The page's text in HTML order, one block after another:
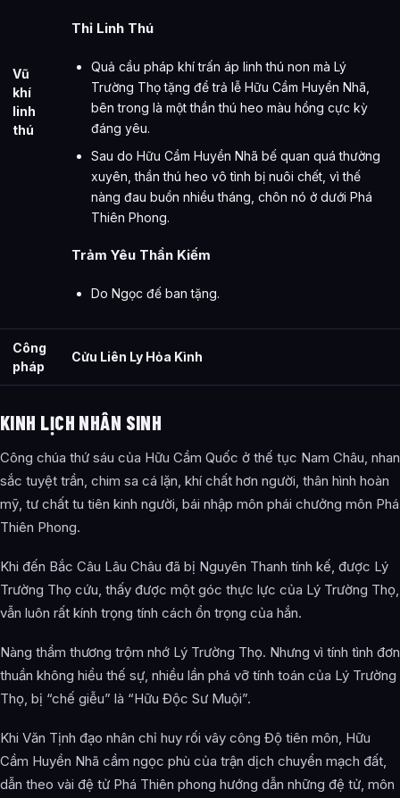
Vũ
khí
linh
thú
Thỉ Linh Thú
Quả cầu pháp khí trấn áp linh thú non mà Lý
Trường Thọ tặng để trả lễ Hữu Cầm Huyền Nhã,
bên trong là một thần thú heo màu hồng cực kỳ
đáng yêu.
Sau do Hữu Cầm Huyền Nhã bế quan quá thường
xuyên, thần thú heo vô tình bị nuôi chết, vì thế
nàng đau buồn nhiều tháng, chôn nó ở dưới Phá
Thiên Phong.
Trảm Yêu Thần Kiếm
Do Ngọc đế ban tặng.
Công
pháp
Cửu Liên Ly Hỏa Kình
KINH LỊCH NHÂN SINH
Công chúa thứ sáu của Hữu Cầm Quốc ở thế tục Nam Châu, nhan
sắc tuyệt trần, chim sa cá lặn, khí chất hơn người, thân hình hoàn
mỹ, tư chất tu tiên kinh người, bái nhập môn phái chưởng môn Phá
Thiên Phong.
Khi đến Bắc Câu Lâu Châu đã bị Nguyên Thanh tính kế, được Lý
Trường Thọ cứu, thấy được một góc thực lực của Lý Trường Thọ,
vẫn luôn rất kính trọng tính cách ổn trọng của hắn.
Nàng thầm thương trộm nhớ Lý Trường Thọ. Nhưng vì tính tình đơn
thuần không hiểu thế sự, nhiều lần phá vỡ tính toán của Lý Trường
Thọ, bị “chế giễu” là “Hữu Độc Sư Muội”.
Khi Văn Tịnh đạo nhân chỉ huy rối vây công Độ tiên môn, Hữu
Cầm Huyền Nhã cầm ngọc phù của trận dịch chuyển mạch đất,
dẫn theo vài đệ tử Phá Thiên phong hướng dẫn những đệ tử, môn